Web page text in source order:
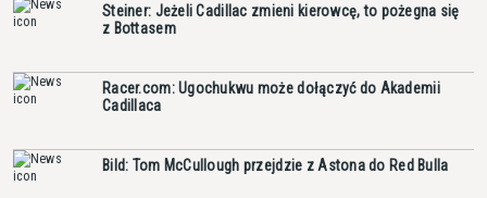
Steiner: Jeżeli Cadillac zmieni kierowcę, to pożegna się
z Bottasem
Racer.com: Ugochukwu może dołączyć do Akademii
Cadillaca
Bild: Tom McCullough przejdzie z Astona do Red Bulla